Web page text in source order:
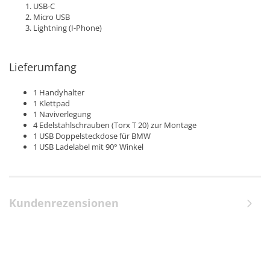
USB-C
Micro USB
Lightning (I-Phone)
Lieferumfang
1 Handyhalter
1 Klettpad
1 Naviverlegung
4 Edelstahlschrauben (Torx T 20) zur Montage
1 USB Doppelsteckdose für BMW
1 USB Ladelabel mit 90° Winkel
Kundenrezensionen